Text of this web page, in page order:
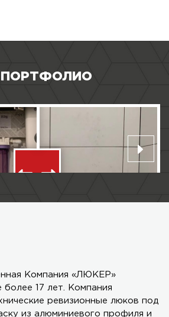
ПОРТФОЛИО
двухстворчатый
Компания «ЛЮКЕР»
17 лет. Компания
ревизионные люков под
из алюминиевого профиля и